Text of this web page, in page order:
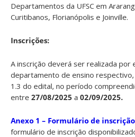
Departamentos da UFSC em
Curitibanos, Florianópolis e Joinville.
Inscrições:
A inscrição deverá ser realizada por
departamento de ensino
1.3 do edital, no período
entre27/08/2025 a02/09/2025.
Anexo 1 – Formulário de inscrição
formulário de inscrição